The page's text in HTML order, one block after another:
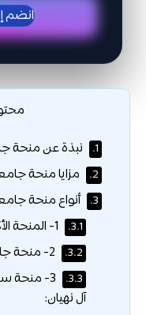
انضم
1. نبذة عن منحة
2. مزايا منحة
3. أنواع منحة
3.1.
3.2.
3.3.
3- منحة
آل نهيان: